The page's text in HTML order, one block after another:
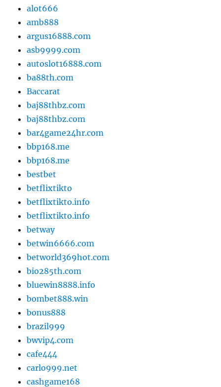
alot666
amb888
argus16888.com
asb9999.com
autoslot16888.com
ba88th.com
Baccarat
baj88thbz.com
baj88thbz.com
bar4game24hr.com
bbp168.me
bbp168.me
bestbet
betflixtikto
betflixtikto.info
betflixtikto.info
betway
betwin6666.com
betworld369hot.com
bio285th.com
bluewin8888.info
bombet888.win
bonus888
brazil999
bwvip4.com
cafe444
carlo999.net
cashgame168